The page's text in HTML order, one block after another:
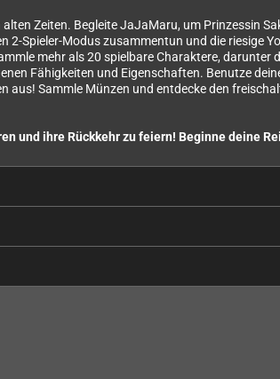
Zeiten. Begleite JaJaMaru, um Prinzessin
Spieler-Modus zusammentun und die riesige
mehr als 20 spielbare Charaktere,
Fähigkeiten und Eigenschaften. Benutze
Sammle Münzen und entdecke den
und ihre Rückkehr zu feiern! Beginne deine